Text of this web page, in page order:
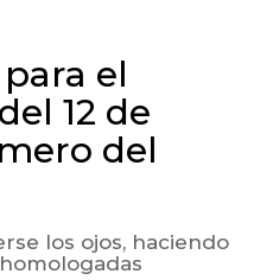
el
12 de
del
los ojos, haciendo